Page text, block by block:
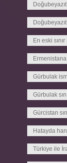
En eski
Ermenistana
Gürbulak
Gürbulak
Gürcistan
Hatayda
Türkiye ile